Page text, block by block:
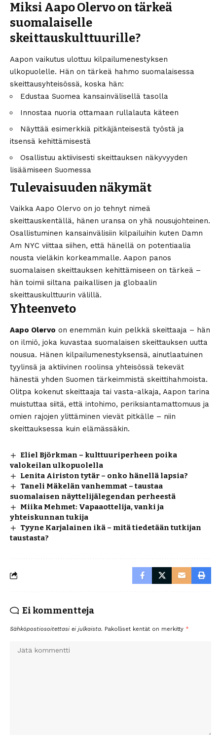
Miksi Aapo Olervo on tärkeä
suomalaiselle
skeittauskulttuurille?
Aapon vaikutus ulottuu kilpailumenestyksen
ulkopuolelle. Hän on tärkeä hahmo suomalaisessa
skeittausyhteisössä, koska hän:
Edustaa Suomea kansainvälisellä tasolla
Innostaa nuoria ottamaan rullalauta käteen
Näyttää esimerkkiä pitkäjänteisestä työstä ja
itsensä kehittämisestä
Osallistuu aktiivisesti skeittauksen näkyvyyden
lisäämiseen Suomessa
Tulevaisuuden näkymät
Vaikka Aapo Olervo on jo tehnyt nimeä
skeittauskentällä, hänen uransa on yhä nousujohteinen.
Osallistuminen kansainvälisiin kilpailuihin kuten Damn
Am NYC viittaa siihen, että hänellä on potentiaalia
nousta vieläkin korkeammalle. Aapon panos
suomalaisen skeittauksen kehittämiseen on tärkeä –
hän toimii siltana paikallisen ja globaalin
skeittauskulttuurin välillä.
Yhteenveto
Aapo Olervo on enemmän kuin pelkkä skeittaaja – hän
on ilmiö, joka kuvastaa suomalaisen skeittauksen uutta
nousua. Hänen kilpailumenestyksensä, ainutlaatuinen
tyylinsä ja aktiivinen roolinsa yhteisössä tekevät
hänestä yhden Suomen tärkeimmistä skeittihahmoista.
Olitpa kokenut skeittaaja tai vasta-alkaja, Aapon tarina
muistuttaa siitä, että intohimo, periksiantamattomuus ja
omien rajojen ylittäminen vievät pitkälle – niin
skeittauksessa kuin elämässäkin.
Eliel Björkman – kulttuuriperheen poika
valokeilan ulkopuolella
Lenita Airiston tytär – onko hänellä lapsia?
Taneli Mäkelän vanhemmat – taustaa
suomalaisen näyttelijälegendan perheestä
Miika Mehmet: Vapaaottelija, vanki ja
yhteiskunnan tukija
Tyyne Karjalainen ikä – mitä tiedetään tutkijan
taustasta?
Ei kommentteja
Sähköpostiosoitettasi ei julkaista. Pakolliset kentät on merkitty *